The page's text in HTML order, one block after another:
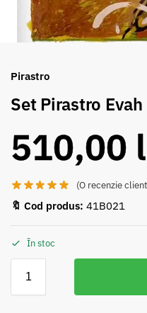
Pirastro
Set Pirastro
510,00
(O recenzie
🔖 Cod produs: 41B021
În stoc